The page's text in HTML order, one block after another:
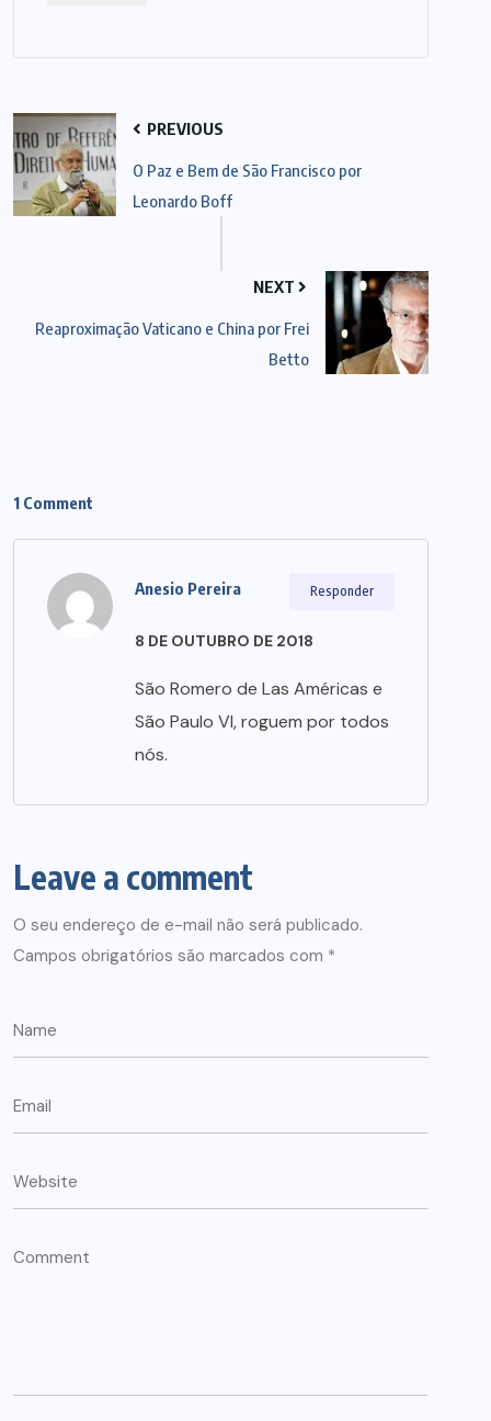
PREVIOUS
O Paz e Bem de São Francisco por
Leonardo Boff
NEXT
Reaproximação Vaticano e China por Frei
Betto
1 Comment
Anesio Pereira
8 DE OUTUBRO DE 2018
São Romero de Las Américas e
São Paulo VI, roguem por todos
nós.
Responder
Leave a comment
O seu endereço de e-mail não será publicado.
Campos obrigatórios são marcados com *